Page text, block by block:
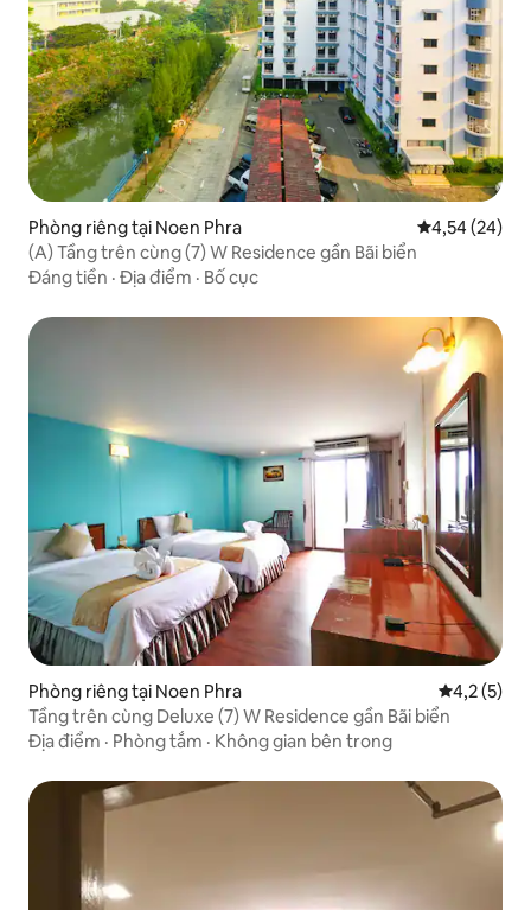
Phòng riêng tại Noen Phra Xếp hạng
4,54 (24)
(A) Tầng trên cùng (7) W Residence gần Bãi biển
Đáng tiền · Địa điểm · Bố cục
Phòng riêng tại Noen Phra Xếp hạng
4,2 (5)
Tầng trên cùng Deluxe (7) W Residence gần Bãi biển
Địa điểm · Phòng tắm · Không gian bên trong